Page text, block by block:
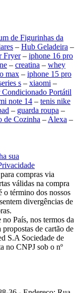
de Figurinhas da
– Hub Geladeira –
Fryer– iphone 16 pro
– creatina – whey
max – iphone 15 pro
s – xiaomi –
Portátil
note 14 – tenis nike
– guarda roupa –
de Cozinha – Alexa –
sua
compras via
válidas na compra
o término dos nossos
divergências de
País, nos termos da
de cartão de
S.A Sociedade de
no CNPJ sob o nº